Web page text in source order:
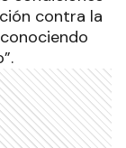
contra la